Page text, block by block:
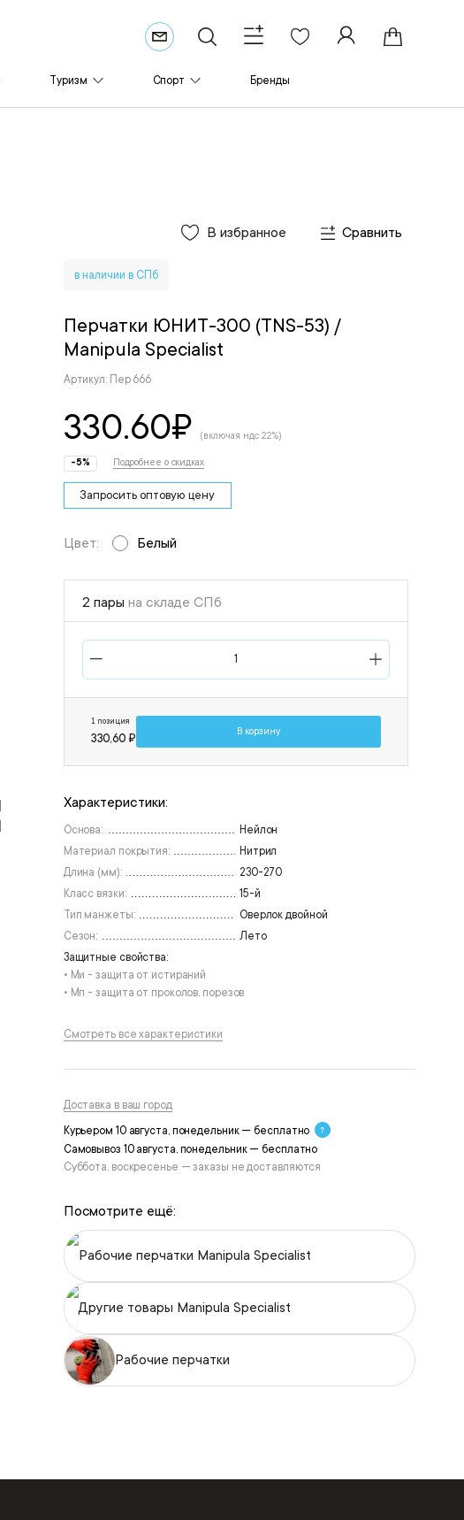
Туризм Спорт Бренды
В избранное Сравнить
в наличии в СПб
Перчатки ЮНИТ-300 (TNS-53) /
Manipula Specialist
Артикул: Пер 666
330.60₽ (включая ндс 22%)
-5% Подробнее о скидках
Запросить оптовую цену
Цвет: Белый
2 пары на складе СПб
1 позиция
330,60 ₽
В корзину
Характеристики:
Основа:
Нейлон
Материал покрытия:
Нитрил
Длина (мм):
230-270
Класс вязки:
15-й
Тип манжеты:
Оверлок двойной
Сезон:
Лето
Защитные свойства:
• Ми - защита от истираний
• Мп - защита от проколов, порезов
Смотреть все характеристики
Доставка в ваш город
Курьером 10 августа, понедельник — бесплатно
Самовывоз 10 августа, понедельник — бесплатно
Суббота, воскресенье — заказы не доставляются
Посмотрите ещё:
Рабочие перчатки Manipula Specialist
Другие товары Manipula Specialist
Рабочие перчатки